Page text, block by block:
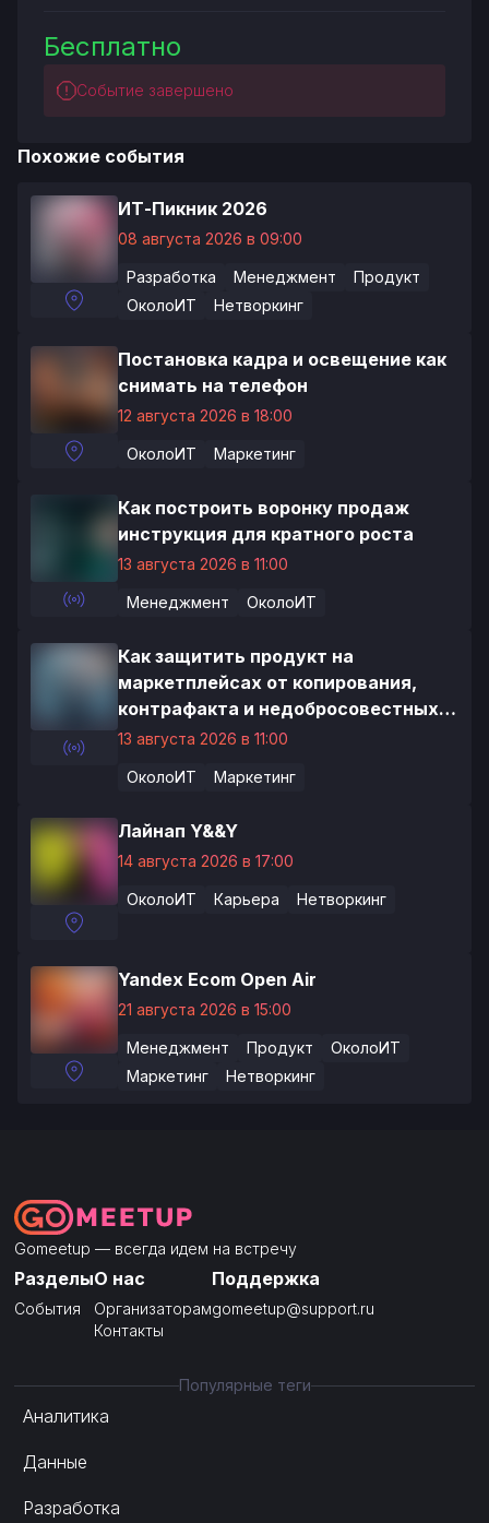
Бесплатно
Событие завершено
Похожие события
ИТ-Пикник 2026
08 августа 2026 в 09:00
Разработка Менеджмент
Продукт
ОколоИТ
Нетворкинг
Постановка кадра и освещение как
снимать на телефон
12 августа 2026 в 18:00
ОколоИТ Маркетинг
Как построить воронку продаж
инструкция для кратного роста
13 августа 2026 в 11:00
Менеджмент ОколоИТ
Как защитить продукт на
маркетплейсах от копирования,
контрафакта и недобросовестных
продавцов
13 августа 2026 в 11:00
ОколоИТ Маркетинг
Лайнап Y&&Y
14 августа 2026 в 17:00
ОколоИТ Карьера Нетворкинг
Yandex Ecom Open Air
21 августа 2026 в 15:00
Менеджмент Продукт
ОколоИТ
Маркетинг
Нетворкинг
Gomeetup — всегда идем на встречу
Разделы
События
О нас
Организаторам
Контакты
Поддержка
gomeetup@support.ru
Популярные теги
Аналитика
Данные
Разработка